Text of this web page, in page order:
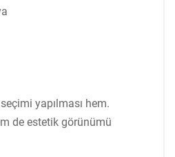
yapılması hem.
de estetik görünümü